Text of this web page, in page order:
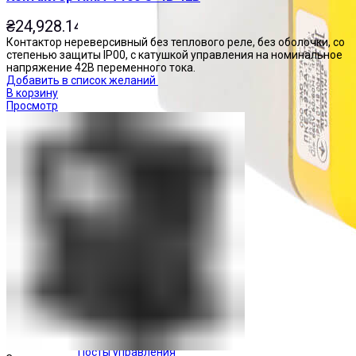
Посты управления
₴24,928.14
Контактор нереверсивный без теплового реле, без оболочки, со
степенью защиты IP00, с катушкой управления на номинальное
напряжение 42В переменного тока.
Добавить в список желаний
В корзину
Просмотр